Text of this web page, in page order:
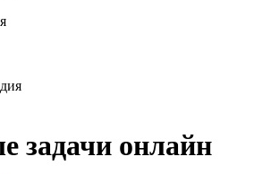
задачи онлайн